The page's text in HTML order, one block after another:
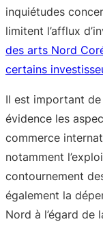
inquiétudes
limitent l’afflux
des arts Nord
certains
Il est important
évidence les
commerce
notamment
contournement
également la
Nord à l’égard de